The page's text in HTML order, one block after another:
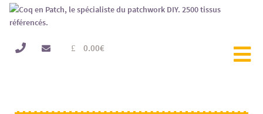
0.00€